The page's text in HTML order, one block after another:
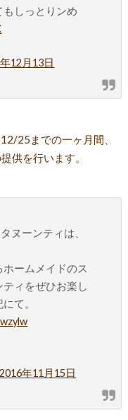
しっとりンめ
12月13日
25までの一ヶ月間、
供を行います。
ヌーンティは、
ームメイドのス
ィをぜひお楽し
て。
2016年11月15日